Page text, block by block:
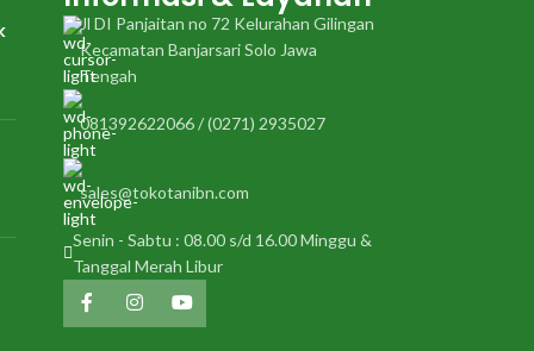
Jl DI Panjaitan no 72 Kelurahan Gilingan
Kecamatan Banjarsari Solo Jawa
Tengah
081392622066 / (0271) 2935027
sales@tokotanibn.com
Senin - Sabtu : 08.00 s/d 16.00 Minggu &
Tanggal Merah Libur